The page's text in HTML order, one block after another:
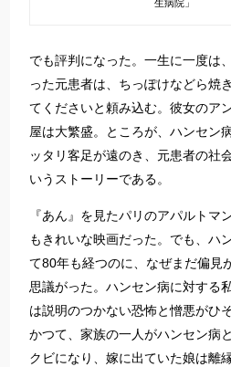
生病院」
でも評判になった。一生に一度は
った元患者は、ちっぽけなどら焼
てくださいと頼み込む。彼女のア
屋は大繁盛。ところが、ハンセン
ッタリ客足が遠のき、元患者の社
いうストーリーである。
『あん』を見たパリのアパルトマ
もきれいな映画だった。でも、ハ
て80年も経つのに、なぜまだ偏見
思議がった。ハンセン病に対する
は説明のつかない恐怖と憎悪がひ
かつて、家族の一人がハンセン病
クビになり、嫁に出ていた娘は離